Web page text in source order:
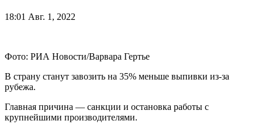
18:01 Авг. 1, 2022
Фото: РИА Новости/Варвара Гертье
В страну станут завозить на 35% меньше выпивки из-за
рубежа.
Главная причина — санкции и остановка работы с
крупнейшими производителями.